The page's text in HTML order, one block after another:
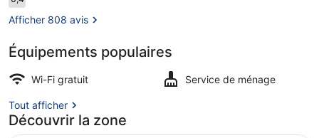
Petit déjeuner buffet
voyageurs
6,4 sur 10
Afficher 808 avis
Équipements populaires
Wi-Fi gratuit Service de ménage
Tout afficher
Découvrir la zone